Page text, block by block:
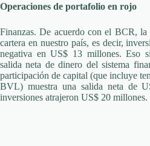
Operaciones de portafolio en rojo
Finanzas. De acuerdo con el BCR, la
cartera en nuestro país, es decir,
negativa en US$ 13 millones. Eso
salida neta de dinero del sistema
participación de capital (que incluye
BVL) muestra una salida neta de
inversiones atrajeron US$ 20 millones.